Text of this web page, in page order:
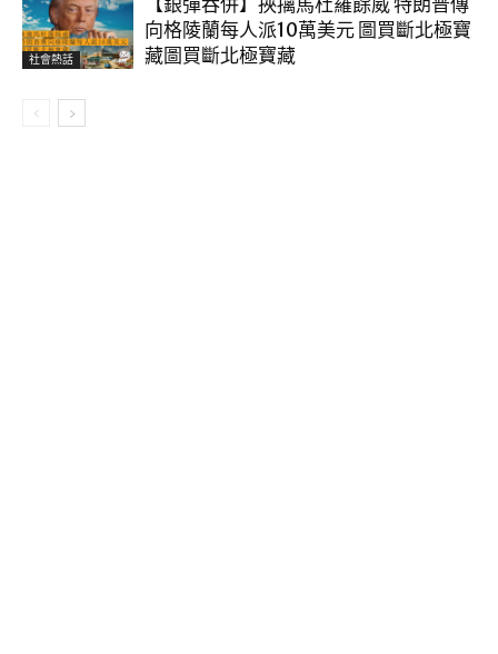
社會熱話
【銀彈吞併】挾擒馬杜羅餘威 特朗普傳
向格陵蘭每人派10萬美元 圖買斷北極寶
藏圖買斷北極寶藏